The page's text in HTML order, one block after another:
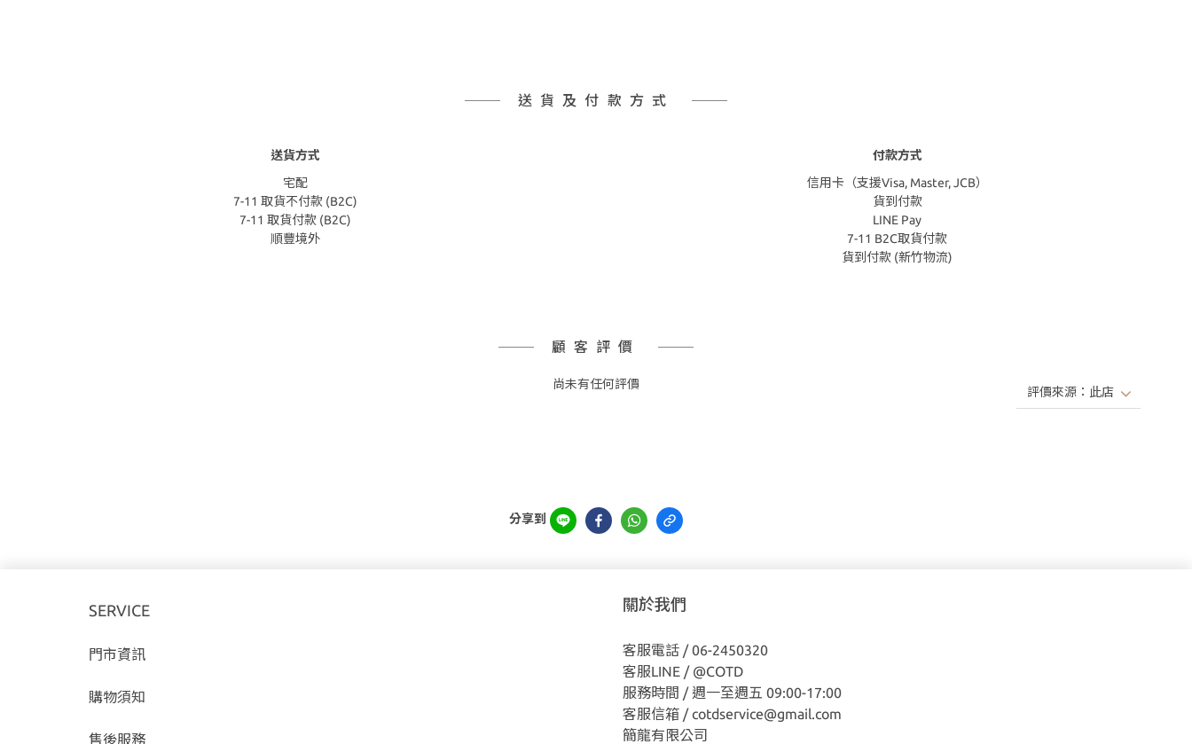
送貨及付款方式
送貨方式
宅配
7-11 取貨不付款 (B2C)
7-11 取貨付款 (B2C)
順豐境外
付款方式
信用卡（支援Visa, Master, JCB）
貨到付款
LINE Pay
7-11 B2C取貨付款
貨到付款 (新竹物流)
顧客評價
尚未有任何評價
分享到
SERVICE
門市資訊
購物須知
售後服務
關於我們
客服電話 / 06-2450320
客服LINE /@COTD
服務時間 / 週一至週五 09:00-17:00
客服信箱 / cotdservice@gmail.com
簡龍有限公司